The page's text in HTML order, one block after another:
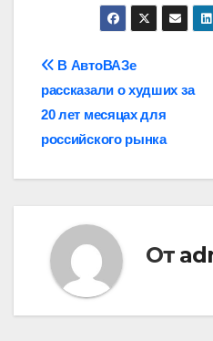
Навигация
по
записям
В АвтоВАЗе
рассказали о худших за
20 лет месяцах для
российского рынка
От